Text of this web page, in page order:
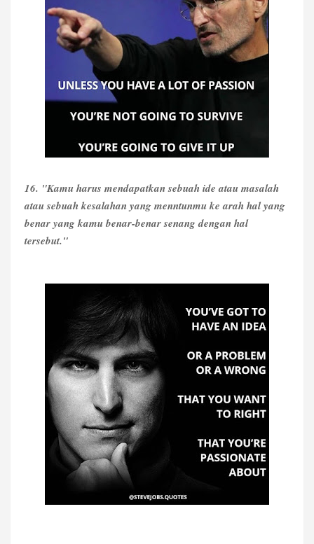
16. "Kamu harus mendapatkan sebuah ide atau masalah
atau sebuah kesalahan yang menntunmu ke arah hal yang
benar yang kamu benar-benar senang dengan hal
tersebut."